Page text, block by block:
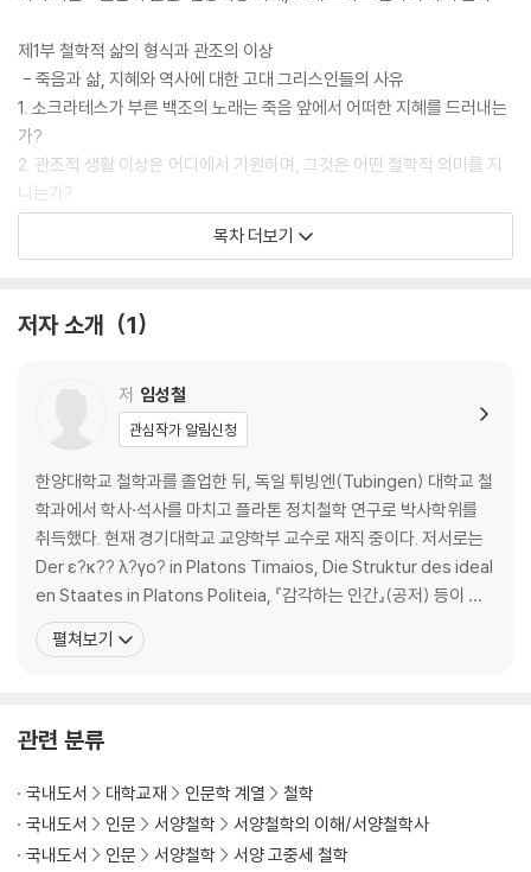
제1부 철학적 삶의 형식과 관조의 이상
- 죽음과 삶, 지혜와 역사에 대한 고대 그리스인들의 사유
1. 소크라테스가 부른 백조의 노래는 죽음 앞에서 어떠한 지혜를 드러내는
가?
2. 관조적 생활 이상은 어디에서 기원하며, 그것은 어떤 철학적 의미를 지
니는가?
3. 헤라클레이토스에게서 수학과 로고스는 어떤 관계를 맺는가?
4. 고대 그리스인은 인간을 어떻게 이해했는가?
6. 플라톤에게 우연이란 무엇이며, 그것은 그의 철학 체계에서 어떤 위상
7. 고대 그리스 여성철학자들은 어떤 철학적 목소리를 냈는가?
제2부 헬레니즘 사상의 실천적 지혜와 내면성
- 나를 다스리는 삶의 기술과 관계의 거리
1. 고대인에게 자기 자신 안으로 물러남은 무엇을 말하며, 그것은 헬레니즘
정신사에서 어떤 철학적·종교적 지평을 여는가?
2. 노예 철학자 에픽테토스는 폭정의 시대에 어떻게 내적 자유를 쟁취했는
가?
3. 쇼펜하우어가 말하는 관계적 딜레마는 무엇이며, 그것은 어떤 헬레니즘
적 기원을 지니는가?
- 이상 국가에서 인공지능 시대까지
2. 플라톤의 이상 국가는 어떠한 철학적 전제 위에 성립하며, 그것은 오늘
날에도 유의미한가?
3. 고대 그리스인과 현대인에게 행복한 삶이란 무엇인가?
목차 더보기
저자 소개 1
저 임성철
관심작가 알림신청
한양대학교 철학과를 졸업한 뒤, 독일 튀빙엔(Tubingen) 대학교 철
학과에서 학사·석사를 마치고 플라톤 정치철학 연구로 박사학위를
취득했다. 현재 경기대학교 교양학부 교수로 재직 중이다. 저서로는
Der ε?κ?? λ?γο? in Platons Timaios, Die Struktur des ideal
en Staates in Platons Politeia, 『감각하는 인간』(공저) 등이 있
으며, 번역서로는 『플라톤 읽기』, 『플라톤의 철학 개념』, 『플라톤 철
학을 위한 첫걸음』, 『호모 네칸스』(2027년 출간 예정) 등이 있다. 연
펼쳐보기
관련 분류
국내도서 대학교재 인문학 계열
철학
국내도서
인문 서양철학
서양철학의 이해/서양철학사
국내도서
인문 서양철학 서양 고중세 철학